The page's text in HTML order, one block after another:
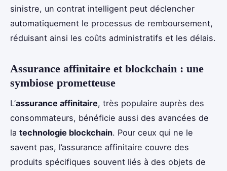
sinistre, un contrat intelligent peut déclencher
automatiquement le processus de remboursement,
réduisant ainsi les coûts administratifs et les délais.
Assurance affinitaire et blockchain : une
symbiose prometteuse
L’assurance affinitaire, très populaire auprès des
consommateurs, bénéficie aussi des avancées de
la technologie blockchain. Pour ceux qui ne le
savent pas, l’assurance affinitaire couvre des
produits spécifiques souvent liés à des objets de